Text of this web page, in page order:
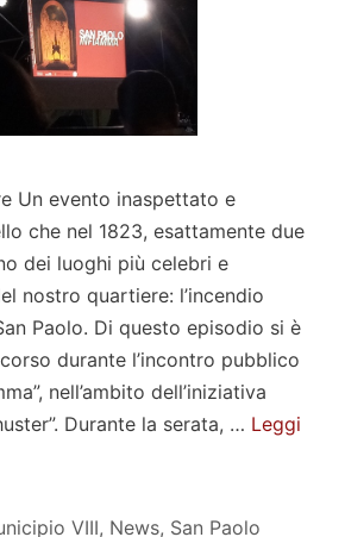
Un evento inaspettato e
che nel 1823, esattamente due
dei luoghi più celebri e
nostro quartiere: l’incendio
Paolo. Di questo episodio si è
durante l’incontro pubblico
nell’ambito dell’iniziativa
Durante la serata, … Leggi
VIII, News, San Paolo